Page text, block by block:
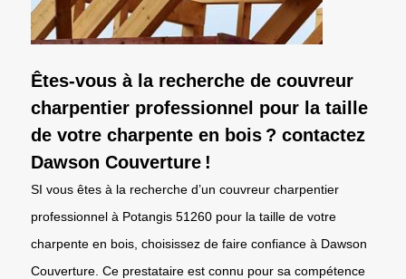
Êtes-vous à la recherche de couvreur
charpentier professionnel pour la taille
de votre charpente en bois ? contactez
Dawson Couverture !
SI vous êtes à la recherche d’un couvreur charpentier
professionnel à Potangis 51260 pour la taille de votre
charpente en bois, choisissez de faire confiance à Dawson
Couverture. Ce prestataire est connu pour sa compétence